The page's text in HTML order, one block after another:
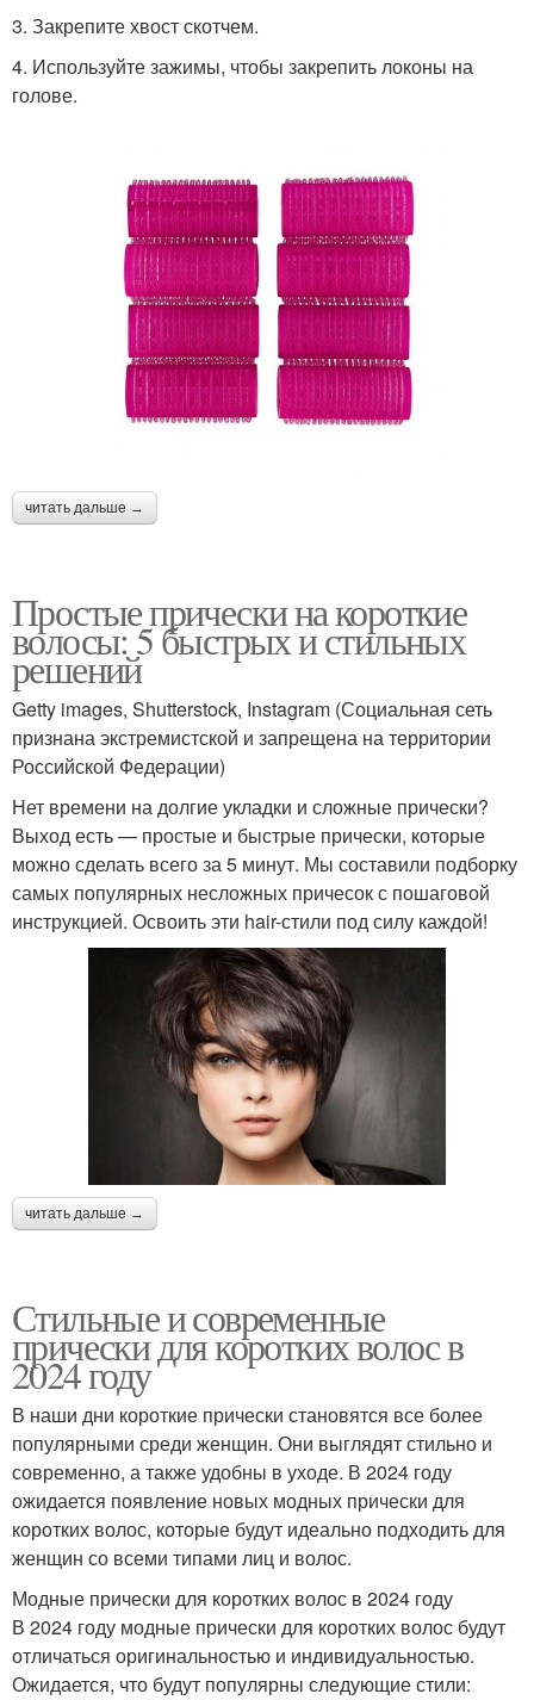
3. Закрепите хвост скотчем.
4. Используйте зажимы, чтобы закрепить локоны на
голове.
читать дальше →
Простые прически на короткие
волосы: 5 быстрых и стильных
решений
Getty images, Shutterstock, Instagram (Социальная сеть
признана экстремистской и запрещена на территории
Российской Федерации)
Нет времени на долгие укладки и сложные прически?
Выход есть — простые и быстрые прически, которые
можно сделать всего за 5 минут. Мы составили подборку
самых популярных несложных причесок с пошаговой
инструкцией. Освоить эти hair-стили под силу каждой!
читать дальше →
Стильные и современные
прически для коротких волос в
2024 году
В наши дни короткие прически становятся все более
популярными среди женщин. Они выглядят стильно и
современно, а также удобны в уходе. В 2024 году
ожидается появление новых модных прически для
коротких волос, которые будут идеально подходить для
женщин со всеми типами лиц и волос.
Модные прически для коротких волос в 2024 году
В 2024 году модные прически для коротких волос будут
отличаться оригинальностью и индивидуальностью.
Ожидается, что будут популярны следующие стили: